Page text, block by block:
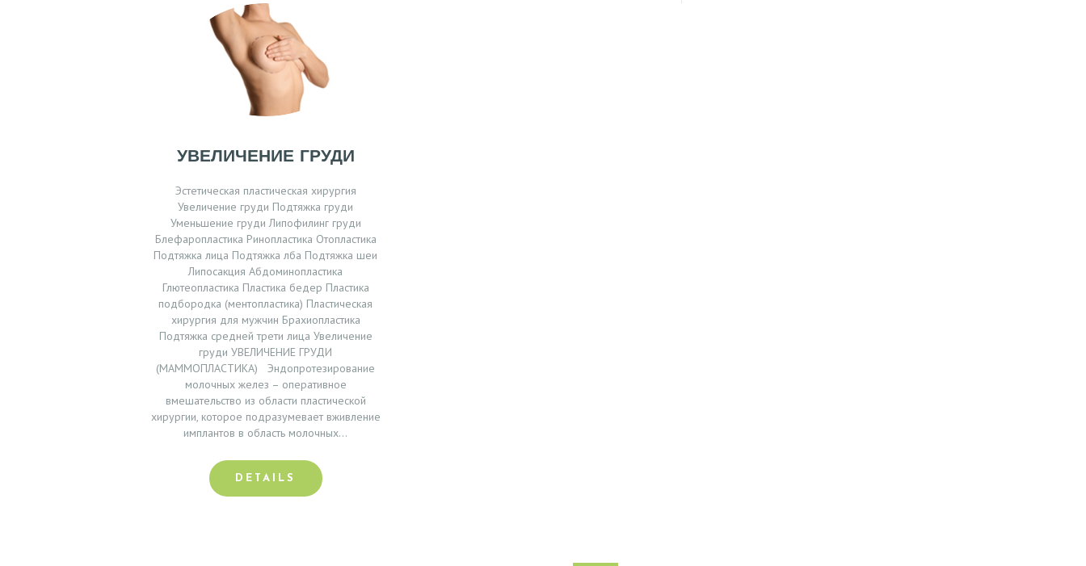
УВЕЛИЧЕНИЕ ГРУДИ
Эстетическая пластическая хирургия
Увеличение груди Подтяжка груди
Уменьшение груди Липофилинг груди
Блефаропластика Ринопластика Отопластика
Подтяжка лица Подтяжка лба Подтяжка шеи
Липосакция Абдоминопластика
Глютеопластика Пластика бедер Пластика
подбородка (ментопластика) Пластическая
хирургия для мужчин Брахиопластика
Подтяжка средней трети лица Увеличение
груди УВЕЛИЧЕНИЕ ГРУДИ
(МАММОПЛАСТИКА) Эндопротезирование
молочных желез – оперативное
вмешательство из области пластической
хирургии, которое подразумевает вживление
имплантов в область молочных…
DETAILS